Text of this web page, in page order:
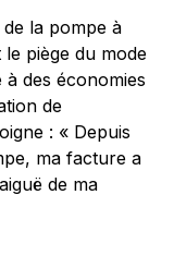
de la pompe à
piège du mode
des économies
de
: « Depuis
ma facture a
de ma